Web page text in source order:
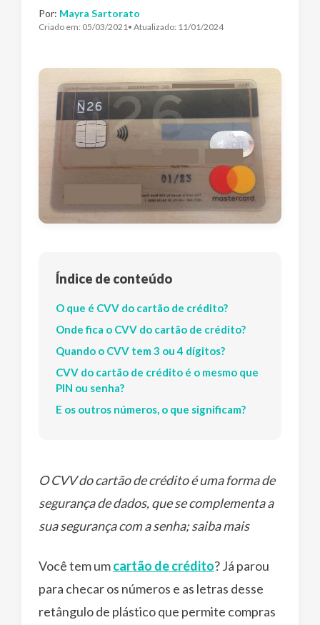
Por: Mayra Sartorato
Criado em: 05/03/2021• Atualizado: 11/01/2024
Índice de conteúdo
O que é CVV do cartão de crédito?
Onde fica o CVV do cartão de crédito?
Quando o CVV tem 3 ou 4 dígitos?
CVV do cartão de crédito é o mesmo que
PIN ou senha?
E os outros números, o que significam?
O CVV do cartão de crédito é uma forma de
segurança de dados, que se complementa a
sua segurança com a senha; saiba mais
Você tem umcartão de crédito? Já parou
para checar os números e as letras desse
retângulo de plástico que permite compras